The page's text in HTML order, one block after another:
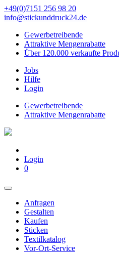
+49(0)7151 256 98 20‬
info@stickunddruck24.de
Gewerbetreibende
Attraktive Mengenrabatte
Über 120.000 verkaufte
Jobs
Hilfe
Login
Gewerbetreibende
Attraktive Mengenrabatte
Login
0
Anfragen
Gestalten
Kaufen
Sticken
Textilkatalog
Vor-Ort-Service